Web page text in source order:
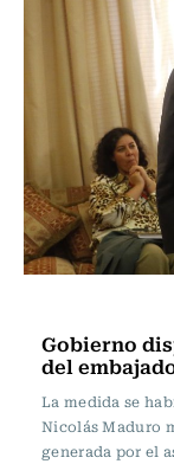
Gobierno
del
La medida se
Nicolás Maduro
generada por el